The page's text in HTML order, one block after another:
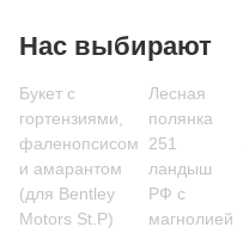
Нас выбирают
Букет с
гортензиями,
фаленопсисом
и амарантом
(для Bentley
Motors St.P)
Лесная
полянка
251
ландыш
РФ с
магнолией